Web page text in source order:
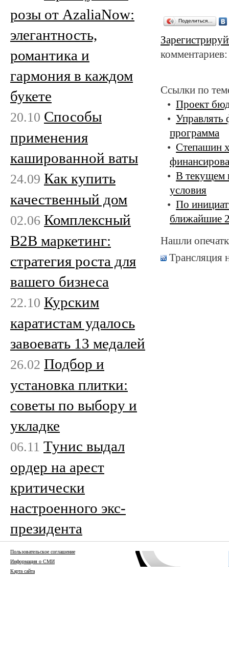
Поделиться…
Ссылки по
Проект
Управлять
программа
Степашин
В текущем
условия
По
ближайшие
Нашли
Трансляция
розы от AzaliaNow:
элегантность,
романтика и
гармония в каждом
букете
20.10 Способы
применения
кашированной ваты
24.09 Как купить
качественный дом
02.06 Комплексный
B2B маркетинг:
стратегия роста для
вашего бизнеса
22.10 Курским
каратистам удалось
завоевать 13 медалей
26.02 Подбор и
установка плитки:
советы по выбору и
укладке
06.11 Тунис выдал
ордер на арест
критически
настроенного экс-
президента
Пользовательское соглашение
Информация о СМИ
Карта сайта